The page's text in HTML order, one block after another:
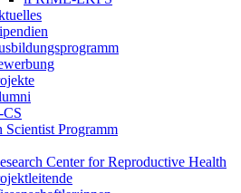
Scientist Programm
Center for Reproductive Health